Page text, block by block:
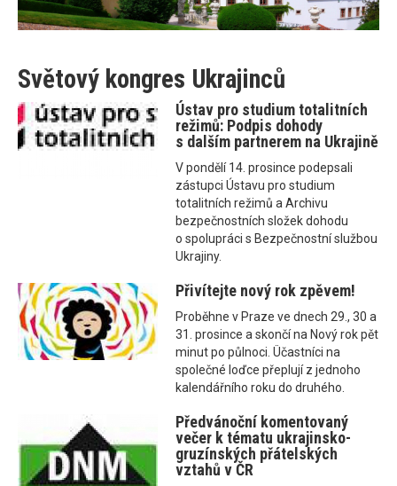
Světový kongres Ukrajinců
Ústav pro studium totalitních
režimů: Podpis dohody
s dalším partnerem na Ukrajině
V pondělí 14. prosince podepsali
zástupci Ústavu pro studium
totalitních režimů a Archivu
bezpečnostních složek dohodu
o spolupráci s Bezpečnostní službou
Ukrajiny.
Přivítejte nový rok zpěvem!
Proběhne v Praze ve dnech 29., 30 a
31. prosince a skončí na Nový rok pět
minut po půlnoci. Üčastníci na
společné loďce přeplují z jednoho
kalendářního roku do druhého.
Předvánoční komentovaný
večer k tématu ukrajinsko-
gruzínských přátelských
vztahů v ČR